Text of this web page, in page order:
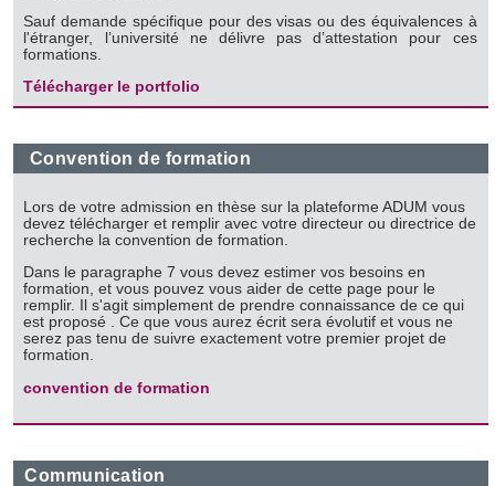
Sauf demande spécifique pour des visas ou des équivalences à
l'étranger, l’université ne délivre pas d’attestation pour ces
formations.
Télécharger le portfolio
Convention de formation
Lors de votre admission en thèse sur la plateforme ADUM vous
devez télécharger et remplir avec votre directeur ou directrice de
recherche la convention de formation.
Dans le paragraphe 7 vous devez estimer vos besoins en
formation, et vous pouvez vous aider de cette page pour le
remplir. Il s'agit simplement de prendre connaissance de ce qui
est proposé . Ce que vous aurez écrit sera évolutif et vous ne
serez pas tenu de suivre exactement votre premier projet de
formation.
convention de formation
Communication